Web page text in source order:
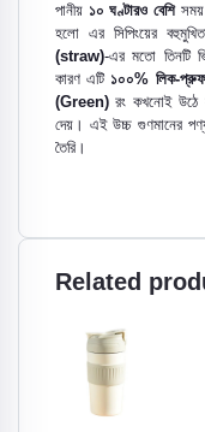
পানীয় ১০ ঘণ্টারও বেশিসময়
হলো এর সিপিংয়ের
(straw)-এর মতো তিনটি
কারণ এটি ১০০% লিক-প্রুফ
(Green) রং কখনোই উঠে
দেয়। এই উচ্চ গুণমানের
তৈরি।
Related